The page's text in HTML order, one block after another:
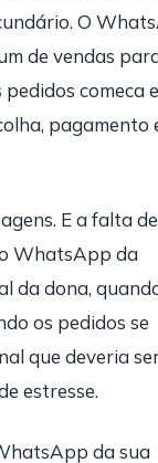
O
de vendas
comeca e
pagamento
E a falta de
WhatsApp da
da dona,
os pedidos se
que deveria
estresse.
da sua